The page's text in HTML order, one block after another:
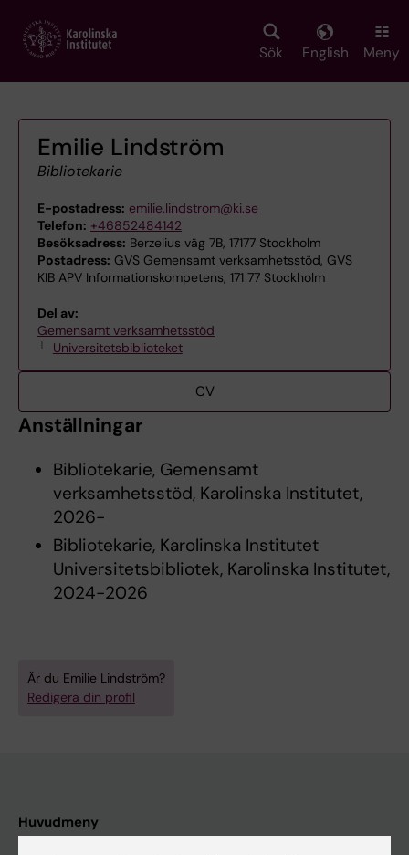
main
Sök English Meny
Emilie Lindström
Bibliotekarie
E-postadress: emilie.lindstrom@ki.se
Telefon: +46852484142
Besöksadress: Berzelius väg 7B, 17177 Stockholm
Postadress: GVS Gemensamt verksamhetsstöd, GVS
KIB APV Informationskompetens, 171 77 Stockholm
Del av:
Gemensamt verksamhetsstöd
Universitetsbiblioteket
CV
Anställningar
Bibliotekarie, Gemensamt
verksamhetsstöd, Karolinska Institutet,
2026-
Bibliotekarie, Karolinska Institutet
Universitetsbibliotek, Karolinska Institutet,
2024-2026
Är du Emilie Lindström?
Redigera din profil
Huvudmeny